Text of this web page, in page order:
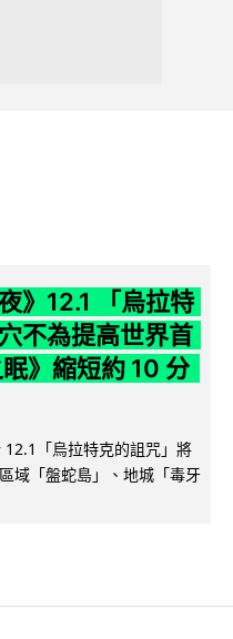
》12.1 「烏拉特
不為提高世界首
》縮短約 10 分
12.1「烏拉特克的詛咒」將
域「盤蛇島」、地城「毒牙